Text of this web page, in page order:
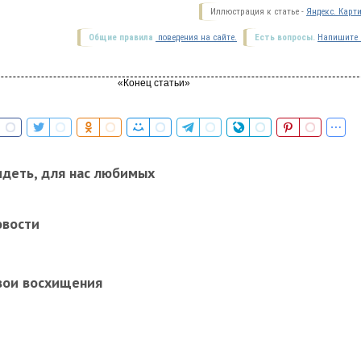
Иллюстрация к статье - Яндекс.
Есть вопросы. Напишите
Общие правила поведения на сайте.
для нас любимых
восхищения